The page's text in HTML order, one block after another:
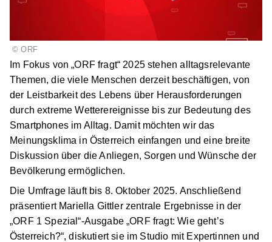
©ORF
Im Fokus von „ORF fragt“ 2025 stehen alltagsrelevante
Themen, die viele Menschen derzeit beschäftigen, von
der Leistbarkeit des Lebens über Herausforderungen
durch extreme Wetterereignisse bis zur Bedeutung des
Smartphones im Alltag. Damit möchten wir das
Meinungsklima in Österreich einfangen und eine breite
Diskussion über die Anliegen, Sorgen und Wünsche der
Bevölkerung ermöglichen.
Die Umfrage läuft bis 8. Oktober 2025. Anschließend
präsentiert Mariella Gittler zentrale Ergebnisse in der
„ORF 1 Spezial“-Ausgabe „ORF fragt: Wie geht’s
Österreich?“, diskutiert sie im Studio mit Expertinnen und